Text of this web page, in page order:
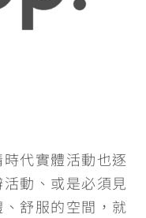
代實體活動也逐
動、或是必須見
舒服的空間，就